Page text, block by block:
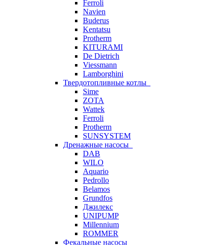
Ferroli
Navien
Buderus
Kentatsu
Protherm
KITURAMI
De Dietrich
Viessmann
Lamborghini
Твердотопливные котлы
Sime
ZOTA
Wattek
Ferroli
Protherm
SUNSYSTEM
Дренажные насосы
DAB
WILO
Aquario
Pedrollo
Belamos
Grundfos
Джилекс
UNIPUMP
Millennium
ROMMER
Фекальные насосы